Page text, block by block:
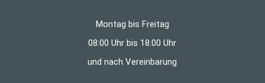
Montag bis Freitag
08:00 Uhr bis 18:00 Uhr
und nach Vereinbarung